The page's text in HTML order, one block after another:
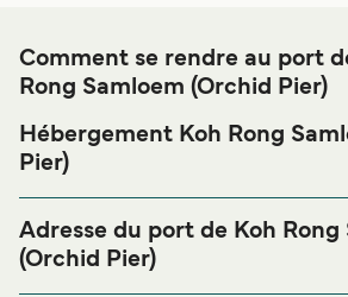
Comment se rendre au port
Rong Samloem (Orchid Pier)
Hébergement Koh Rong
Pier)
Rong Samloem (Orchid Pier) ou à
après votre voyage ou si vous êtes à la
logements pour votre séjour, merci de
Adresse du port de Koh Rong
(Orchid Pier)